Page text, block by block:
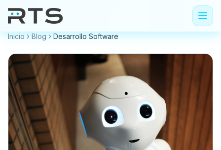
Inicio Blog Desarrollo Software